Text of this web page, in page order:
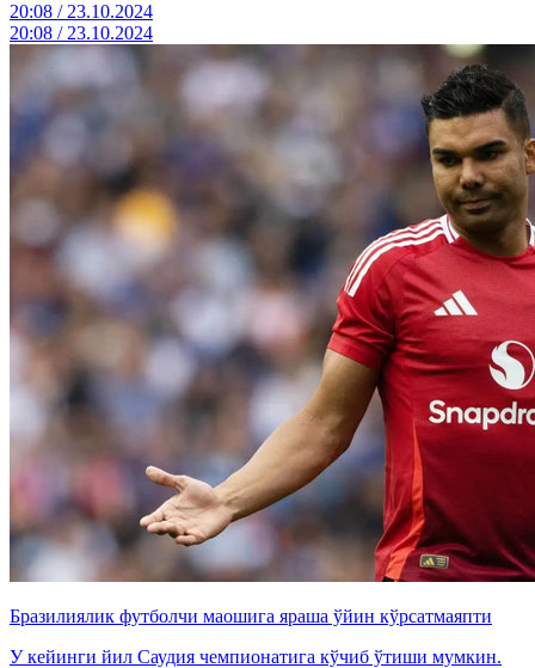
20:08 / 23.10.2024
20:08 / 23.10.2024
Бразилиялик футболчи маошига яраша ўйин кўрсатмаяпти
У кейинги йил Саудия чемпионатига кўчиб ўтиши мумкин.